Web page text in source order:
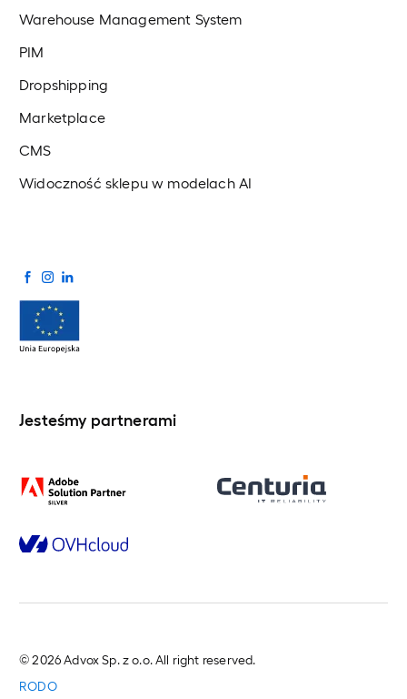
Warehouse Management System
PIM
Dropshipping
Marketplace
CMS
Widoczność sklepu w modelach AI
Jesteśmy partnerami
© 2026 Advox Sp. z o.o. All right reserved.
RODO